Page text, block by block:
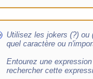
Utilisez les jokers (?) ou
quel caractère ou
Entourez une
rechercher cette